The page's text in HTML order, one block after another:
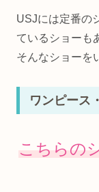
USJには定番の
ているショーも
そんなショーを
ワンピース
こちらの